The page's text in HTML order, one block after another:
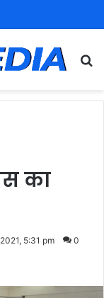
का
5:31 pm 0